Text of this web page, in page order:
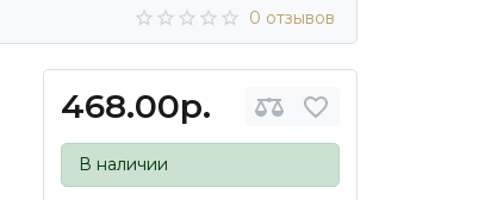
0 отзывов
468.00р.
В наличии